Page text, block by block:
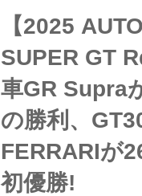
ェイクダウン(初走行
【2025
SUPER GT
車GR Supra
の勝利、
FERRARIが
初優勝!